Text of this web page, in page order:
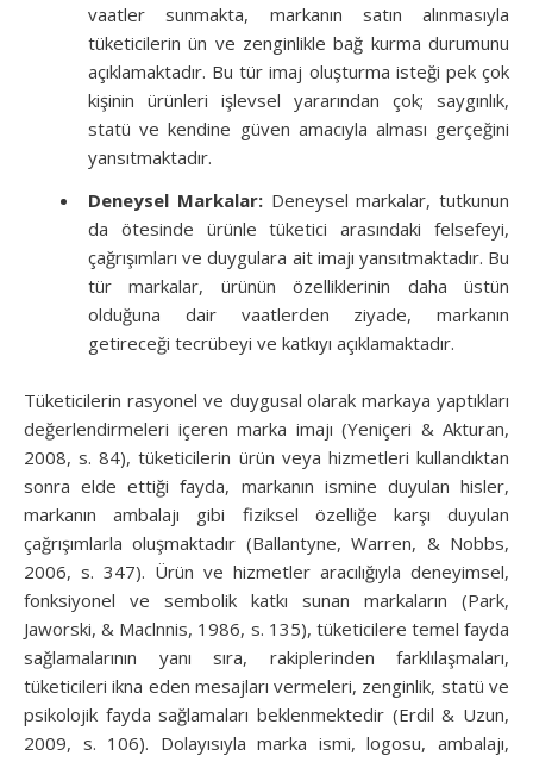
vaatler sunmakta, markanın satın alınmasıyla
tüketicilerin ün ve zenginlikle bağ kurma durumunu
açıklamaktadır. Bu tür imaj oluşturma isteği pek çok
kişinin ürünleri işlevsel yararından çok; saygınlık,
statü ve kendine güven amacıyla alması gerçeğini
yansıtmaktadır.
Deneysel Markalar:Deneysel markalar, tutkunun
da ötesinde ürünle tüketici arasındaki felsefeyi,
çağrışımları ve duygulara ait imajı yansıtmaktadır. Bu
tür markalar, ürünün özelliklerinin daha üstün
olduğuna dair vaatlerden ziyade, markanın
getireceği tecrübeyi ve katkıyı açıklamaktadır.
Tüketicilerin rasyonel ve duygusal olarak markaya yaptıkları
değerlendirmeleri içeren marka imajı (Yeniçeri & Akturan,
2008, s. 84), tüketicilerin ürün veya hizmetleri kullandıktan
sonra elde ettiği fayda, markanın ismine duyulan hisler,
markanın ambalajı gibi fiziksel özelliğe karşı duyulan
çağrışımlarla oluşmaktadır (Ballantyne, Warren, & Nobbs,
2006, s. 347). Ürün ve hizmetler aracılığıyla deneyimsel,
fonksiyonel ve sembolik katkı sunan markaların (Park,
Jaworski, & Maclnnis, 1986, s. 135), tüketicilere temel fayda
sağlamalarının yanı sıra, rakiplerinden farklılaşmaları,
tüketicileri ikna eden mesajları vermeleri, zenginlik, statü ve
psikolojik fayda sağlamaları beklenmektedir (Erdil & Uzun,
2009, s. 106). Dolayısıyla marka ismi, logosu, ambalajı,